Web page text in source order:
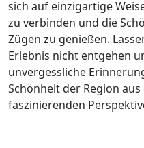
sich auf einzigartige
zu verbinden und die
Zügen zu genießen.
Erlebnis nicht entgehen
unvergessliche
Schönheit der Region
faszinierenden